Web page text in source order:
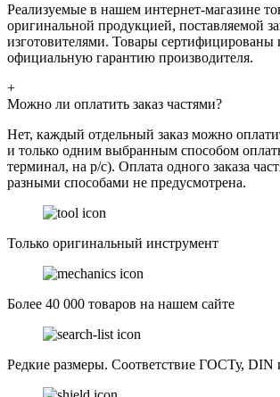
Реализуемые в нашем интернет-магазине
оригинальной продукцией, поставляемой
изготовителями. Товары
официальную гарантию производителя.
+
Можно ли оплатить заказ частями?
Нет, каждый отдельный заказ можно
и только одним выбранным способом
терминал, на р/с). Оплата одного заказа
разными способами не предусмотрена.
Только оригинальный инструмент
Более 40 000 товаров на нашем сайте
Редкие размеры. Соответствие ГОСТу, DIN